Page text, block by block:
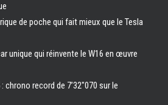
de poche qui fait mieux que le Tesla
unique qui réinvente le W16 en œuvre
chrono record de 7’32″070 sur le